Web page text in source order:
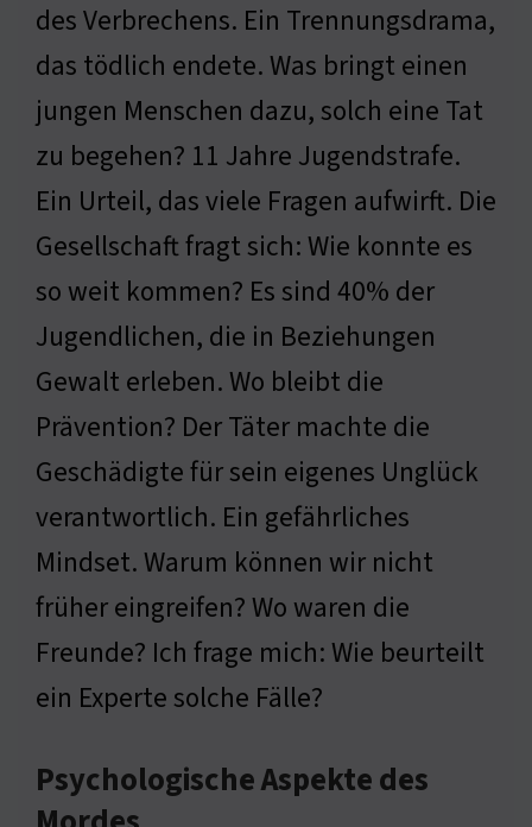
des Verbrechens. Ein Trennungsdrama,
das tödlich endete. Was bringt einen
jungen Menschen dazu, solch eine Tat
zu begehen? 11 Jahre Jugendstrafe.
Ein Urteil, das viele Fragen aufwirft. Die
Gesellschaft fragt sich: Wie konnte es
so weit kommen? Es sind 40% der
Jugendlichen, die in Beziehungen
Gewalt erleben. Wo bleibt die
Prävention? Der Täter machte die
Geschädigte für sein eigenes Unglück
verantwortlich. Ein gefährliches
Mindset. Warum können wir nicht
früher eingreifen? Wo waren die
Freunde? Ich frage mich: Wie beurteilt
ein Experte solche Fälle?
Psychologische Aspekte des